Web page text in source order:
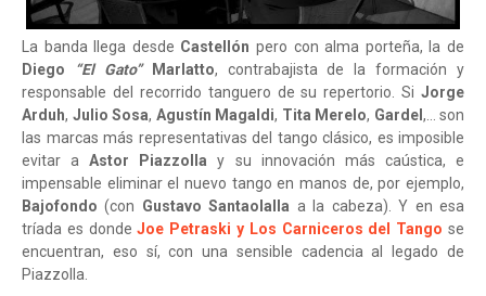
La banda llega desde Castellón pero con alma porteña, la de
Diego
“El Gato” Marlatto, contrabajista de la formación y
responsable del recorrido tanguero de su repertorio. Si Jorge
Arduh, Julio Sosa, Agustín Magaldi, Tita Merelo, Gardel ,… son
las marcas más representativas del tango clásico, es imposible
evitar aAstor Piazzollay su innovación más caústica, e
impensable eliminar el nuevo tango en manos de, por ejemplo,
Bajofondo (con Gustavo Santaolalla a la cabeza). Y en esa
tríada es dondeJoe Petraski y Los Carniceros del Tango se
encuentran, eso sí, con una sensible cadencia al legado de
Piazzolla.